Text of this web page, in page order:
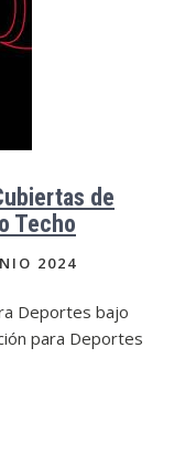
de
Techo
2024
Deportes bajo
para Deportes